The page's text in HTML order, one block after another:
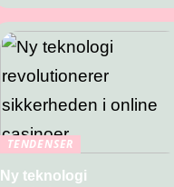
TENDENSER
Ny teknologi